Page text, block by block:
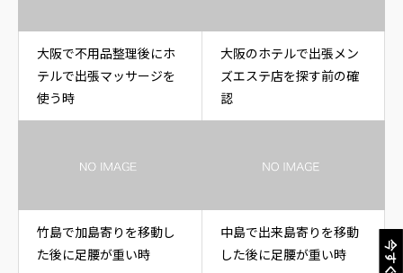
大阪で不用品整理後にホ
テルで出張マッサージを
使う時
大阪のホテルで出張メン
ズエステ店を探す前の確
認
竹島で加島寄りを移動し
た後に足腰が重い時
中島で出来島寄りを移動
した後に足腰が重い時